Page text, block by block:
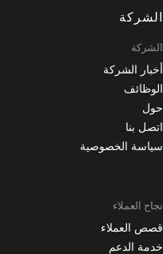
الشركة
الشركة
أخبار الشركة
الوظائف
حول
اتصل بنا
سياسة الخصوصية
نجاح العملاء
قصص العملاء
خدمة الدعم